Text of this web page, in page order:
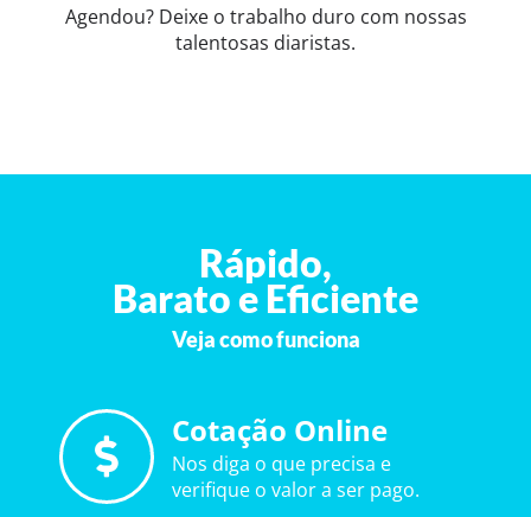
Agendou? Deixe o trabalho duro com nossas
talentosas diaristas.
Rápido,
Barato e Eficiente
Veja como funciona
Cotação Online
Nos diga o que precisa e
verifique o valor a ser pago.